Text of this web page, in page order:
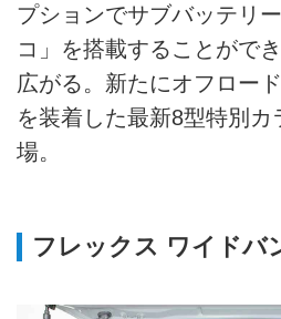
プションでサブバッテリ
コ」を搭載することがで
広がる。新たにオフロー
を装着した最新8型特別カ
場。
フレックス ワイドバ